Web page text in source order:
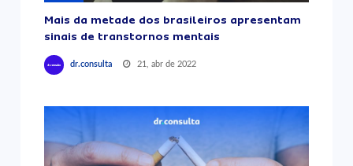
Mais da metade dos brasileiros apresentam
sinais de transtornos mentais
dr.consulta 21, abr de 2022